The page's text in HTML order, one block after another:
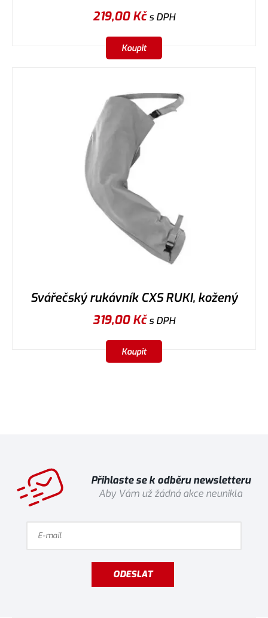
219,00Kčs DPH
Koupit
Svářečský rukávník CXS RUKI, kožený
319,00Kčs DPH
Koupit
Přihlaste se k odběru newsletteru
Aby Vám už žádná akce neunikla
ODESLAT